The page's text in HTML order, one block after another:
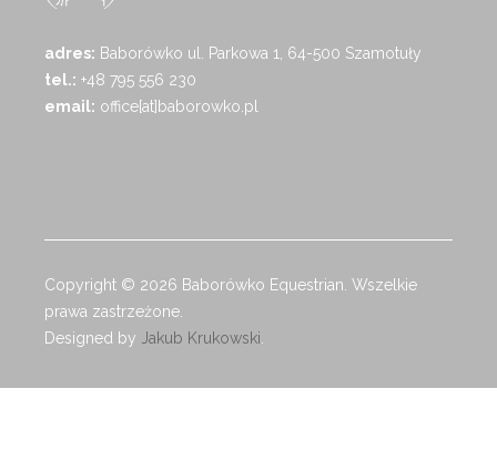
adres: Baborówko ul. Parkowa 1, 64-500 Szamotuły
tel.: +48 795 556 230
email: office[at]baborowko.pl
Copyright © 2026 Baborówko Equestrian. Wszelkie
prawa zastrzeżone.
Designed by Jakub Krukowski